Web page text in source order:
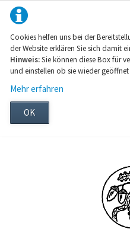
Cookies helfen uns bei der
der Website erklären Sie sich damit
Hinweis:Sie können diese Box für
und einstellen ob sie wieder
Mehr erfahren
OK